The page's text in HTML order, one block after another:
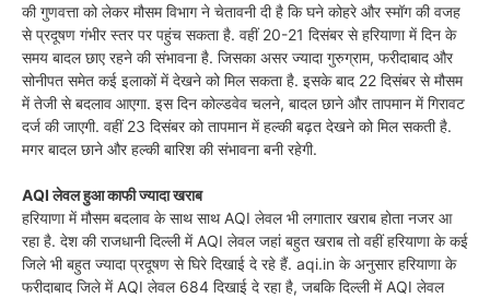
की गुणवत्ता को लेकर मौसम विभाग ने चेतावनी दी है कि घने कोहरे और स्मॉग की वजह
से प्रदूषण गंभीर स्तर पर पहुंच सकता है. वहीं 20-21 दिसंबर से हरियाणा में दिन के
समय बादल छाए रहने की संभावना है. जिसका असर ज्यादा गुरुग्राम, फरीदाबाद और
सोनीपत समेत कई इलाकों में देखने को मिल सकता है. इसके बाद 22 दिसंबर से मौसम
में तेजी से बदलाव आएगा. इस दिन कोल्डवेव चलने, बादल छाने और तापमान में गिरावट
दर्ज की जाएगी. वहीं 23 दिसंबर को तापमान में हल्की बढ़त देखने को मिल सकती है.
मगर बादल छाने और हल्की बारिश की संभावना बनी रहेगी.
AQI लेवल हुआ काफी ज्यादा खराब
हरियाणा में मौसम बदलाव के साथ साथ AQI लेवल भी लगातार खराब होता नजर आ
रहा है. देश की राजधानी दिल्ली में AQI लेवल जहां बहुत खराब तो वहीं हरियाणा के कई
जिले भी बहुत ज्यादा प्रदूषण से घिरे दिखाई दे रहे हैं. aqi.in के अनुसार हरियाणा के
फरीदाबाद जिले में AQI लेवल 684 दिखाई दे रहा है, जबकि दिल्ली में AQI लेवल